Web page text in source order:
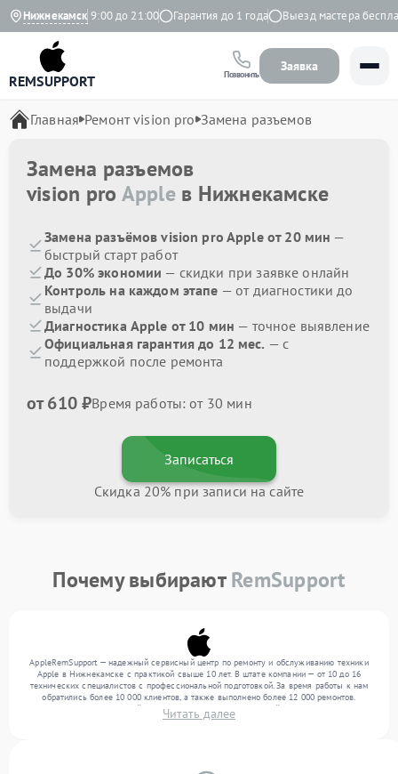
Нижнекамск
Ежедневно с 9:00 до 21:00 Гарантия до 1 года Выезд мастера
REMSUPPORT Позвонить
Заявка
Главная Ремонт vision pro Замена разъемов
Замена разъемов
vision pro Appleв Нижнекамске
Замена разъёмов vision pro Apple от 20 мин —
быстрый старт работ
До 30% экономии — скидки при заявке онлайн
Контроль на каждом этапе — от диагностики до
выдачи
Диагностика Apple от 10 мин — точное выявление
Официальная гарантия до 12 мес. — с
поддержкой после ремонта
от 610 ₽Время работы: от 30 мин
Записаться
Скидка 20% при записи на сайте
Почему выбираютRemSupport
AppleRemSupport — надежный сервисный центр по ремонту и обслуживанию техники
Apple в Нижнекамске с практикой свыше 10 лет. В штате компании — от 10 до 16
технических специалистов с профессиональной подготовкой. За время работы к нам
обратились более 10 000 клиентов, а также выполнено более 12 000 ремонтов.
Ежемесячно в сервисный центр поступает более 300 устройств, включая , , . Мы
выполняем ремонт различного уровня сложности и гарантируем высокое качество
Читать далее